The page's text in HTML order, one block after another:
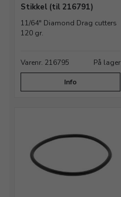
Stikkel (til 216791)
11/64" Diamond Drag cutters
120 gr.
Varenr. 216795 På lager
Info